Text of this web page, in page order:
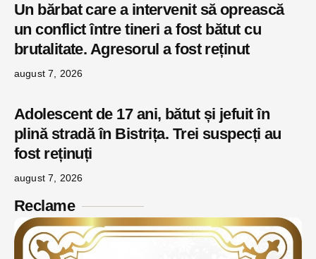
Un bărbat care a intervenit să oprească
un conflict între tineri a fost bătut cu
brutalitate. Agresorul a fost reținut
august 7, 2026
Adolescent de 17 ani, bătut și jefuit în
plină stradă în Bistrița. Trei suspecți au
fost reținuți
august 7, 2026
Reclame